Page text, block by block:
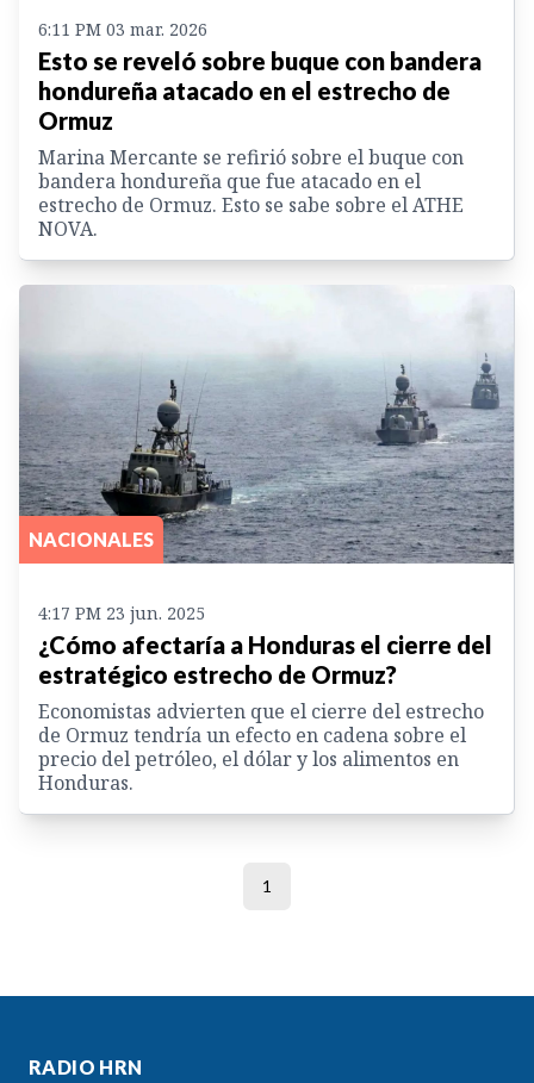
6:11 PM 03 mar. 2026
Esto se reveló sobre buque con bandera
hondureña atacado en el estrecho de
Ormuz
Marina Mercante se refirió sobre el buque con
bandera hondureña que fue atacado en el
estrecho de Ormuz. Esto se sabe sobre el ATHE
NOVA.
NACIONALES
4:17 PM 23 jun. 2025
¿Cómo afectaría a Honduras el cierre del
estratégico estrecho de Ormuz?
Economistas advierten que el cierre del estrecho
de Ormuz tendría un efecto en cadena sobre el
precio del petróleo, el dólar y los alimentos en
Honduras.
1
RADIO HRN